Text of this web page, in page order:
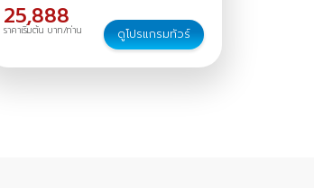
25,888
ราคาเริ่มต้น บาท/ท่าน ดูโปรแกรมทัวร์